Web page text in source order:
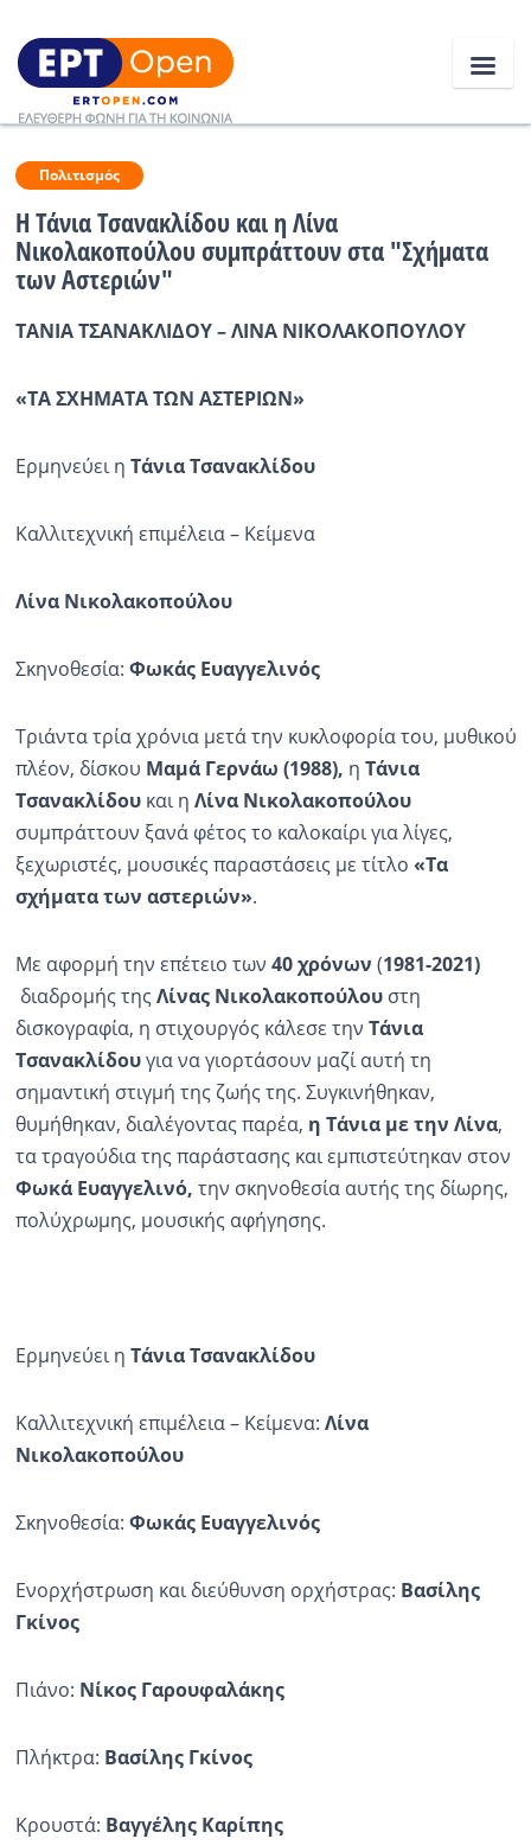
Ειδήσεις
Ελλάδα
Οικονομία
Εκπομπές
Πολιτισμός
Πολιτισμός
Η Τάνια Τσανακλίδου και η Λίνα
Νικολακοπούλου συμπράττουν στα "Σχήματα
των Αστεριών"
ΤΑΝΙΑ ΤΣΑΝΑΚΛΙΔΟΥ – ΛΙΝΑ ΝΙΚΟΛΑΚΟΠΟΥΛΟΥ
«ΤΑ ΣΧΗΜΑΤΑ ΤΩΝ ΑΣΤΕΡΙΩΝ»
Ερμηνεύει η Τάνια Τσανακλίδου
Καλλιτεχνική επιμέλεια – Κείμενα
Λίνα Νικολακοπούλου
Σκηνοθεσία: Φωκάς Ευαγγελινός
Τριάντα τρία χρόνια μετά την κυκλοφορία του, μυθικού
πλέον, δίσκου Μαμά Γερνάω (1988), η Τάνια
Τσανακλίδουκαι η Λίνα Νικολακοπούλου
συμπράττουν ξανά φέτος το καλοκαίρι για λίγες,
ξεχωριστές, μουσικές παραστάσεις με τίτλο «Τα
σχήματα των αστεριών».
Με αφορμή την επέτειο των 40 χρόνων (1981-2021)
διαδρομής της Λίνας Νικολακοπούλουστη
δισκογραφία, η στιχουργός κάλεσε την Τάνια
Τσανακλίδουγια να γιορτάσουν μαζί αυτή τη
σημαντική στιγμή της ζωής της. Συγκινήθηκαν,
θυμήθηκαν, διαλέγοντας παρέα, η Τάνια με την Λίνα,
τα τραγούδια της παράστασης και εμπιστεύτηκαν στον
Φωκά Ευαγγελινό, την σκηνοθεσία αυτής της δίωρης,
πολύχρωμης, μουσικής αφήγησης.
Ερμηνεύει η Τάνια Τσανακλίδου
Καλλιτεχνική επιμέλεια – Κείμενα: Λίνα
Νικολακοπούλου
Σκηνοθεσία: Φωκάς Ευαγγελινός
Ενορχήστρωση και διεύθυνση ορχήστρας: Βασίλης
Γκίνος
Πιάνο: Νίκος Γαρουφαλάκης
Πλήκτρα: Βασίλης Γκίνος
Κρουστά: Βαγγέλης Καρίπης